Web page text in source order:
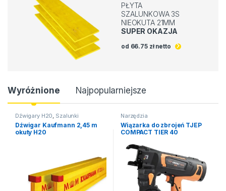
PŁYTA
SZALUNKOWA 3S
NIEOKUTA 21MM
SUPER OKAZJA
od 66.75 zł netto
Product Carousel Tabs
Wyróżnione Najpopularniejsze
Dźwigary H20, Szalunki
stropowe
Dźwigar Kaufmann 2,45 m
okuty H20
Narzędzia
Wiązarka do zbrojeń TJEP
COMPACT TIER 40